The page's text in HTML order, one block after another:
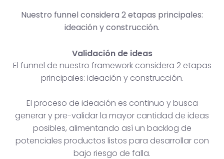
Nuestro funnel considera 2 etapas principales:
ideación y construcción.
Validación de ideas
El funnel de nuestro framework considera 2 etapas
principales: ideación y construcción.
El proceso de ideación es continuo y busca
generar y pre-validar la mayor cantidad de ideas
posibles, alimentando así un backlog de
potenciales productos listos para desarrollar con
bajo riesgo de falla.